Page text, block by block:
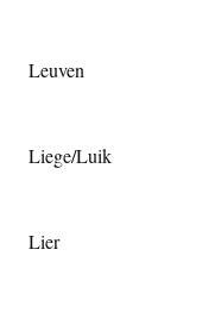
Leuven
Liege/Luik
Lier